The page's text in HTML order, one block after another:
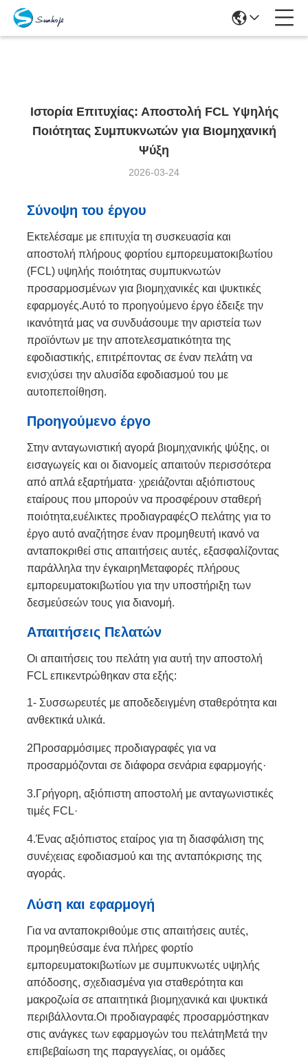
Ιστορία Επιτυχίας: Αποστολή FCL Υψηλής
Ποιότητας Συμπυκνωτών για Βιομηχανική
Ψύξη
2026-03-24
Σύνοψη του έργου
Εκτελέσαμε με επιτυχία τη συσκευασία και
αποστολή πλήρους φορτίου εμπορευματοκιβωτίου
(FCL) υψηλής ποιότητας συμπυκνωτών
προσαρμοσμένων για βιομηχανικές και ψυκτικές
εφαρμογές.Αυτό το προηγούμενο έργο έδειξε την
ικανότητά μας να συνδυάσουμε την αριστεία των
προϊόντων με την αποτελεσματικότητα της
εφοδιαστικής, επιτρέποντας σε έναν πελάτη να
ενισχύσει την αλυσίδα εφοδιασμού του με
αυτοπεποίθηση.
Προηγούμενο έργο
Στην ανταγωνιστική αγορά βιομηχανικής ψύξης, οι
εισαγωγείς και οι διανομείς απαιτούν περισσότερα
από απλά εξαρτήματα· χρειάζονται αξιόπιστους
εταίρους που μπορούν να προσφέρουν σταθερή
ποιότητα,ευέλικτες προδιαγραφέςΟ πελάτης για το
έργο αυτό αναζήτησε έναν προμηθευτή ικανό να
ανταποκριθεί στις απαιτήσεις αυτές, εξασφαλίζοντας
παράλληλα την έγκαιρηΜεταφορές πλήρους
εμπορευματοκιβωτίου για την υποστήριξη των
δεσμεύσεών τους για διανομή.
Απαιτήσεις Πελατών
Οι απαιτήσεις του πελάτη για αυτή την αποστολή
FCL επικεντρώθηκαν στα εξής:
1- Συσσωρευτές με αποδεδειγμένη σταθερότητα και
ανθεκτικά υλικά.
2Προσαρμόσιμες προδιαγραφές για να
προσαρμόζονται σε διάφορα σενάρια εφαρμογής·
3.Γρήγορη, αξιόπιστη αποστολή με ανταγωνιστικές
τιμές FCL·
4.Ένας αξιόπιστος εταίρος για τη διασφάλιση της
συνέχειας εφοδιασμού και της ανταπόκρισης της
αγοράς.
Λύση και εφαρμογή
Για να ανταποκριθούμε στις απαιτήσεις αυτές,
προμηθεύσαμε ένα πλήρες φορτίο
εμπορευματοκιβωτίων με συμπυκνωτές υψηλής
απόδοσης, σχεδιασμένα για σταθερότητα και
μακροζωία σε απαιτητικά βιομηχανικά και ψυκτικά
περιβάλλοντα.Οι προδιαγραφές προσαρμόστηκαν
στις ανάγκες των εφαρμογών του πελάτηΜετά την
επιβεβαίωση της παραγγελίας, οι ομάδες